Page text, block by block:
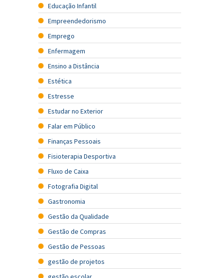
Educação Infantil
Empreendedorismo
Emprego
Enfermagem
Ensino a Distância
Estética
Estresse
Estudar no Exterior
Falar em Público
Finanças Pessoais
Fisioterapia Desportiva
Fluxo de Caixa
Fotografia Digital
Gastronomia
Gestão da Qualidade
Gestão de Compras
Gestão de Pessoas
gestão de projetos